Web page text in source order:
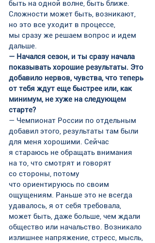
быть на одной волне, быть ближе.
Сложности может быть, возникают,
но это все уходит в процессе,
мы сразу же решаем вопрос и идем
дальше.
— Начался сезон, и ты сразу начала
показывать хорошие результаты. Это
добавило нервов, чувства, что теперь
от тебя ждут еще быстрее или, как
минимум, не хуже на следующем
старте?
— Чемпионат России по отдельным
добавил этого, результаты там были
для меня хорошими. Сейчас
я стараюсь не обращать внимания
на то, что смотрят и говорят
со стороны, потому
что ориентируюсь по своим
ощущениям. Раньше это не всегда
удавалось, я от себя требовала,
может быть, даже больше, чем ждали
общество или начальство. Возникало
излишнее напряжение, стресс, мысль,